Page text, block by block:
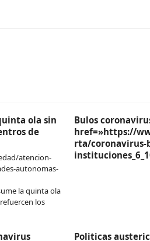
ola sin
de
atencion-
autonomas-
la quinta ola
los
Bulos
href=»https://
rta/coronavirus-
Politicas